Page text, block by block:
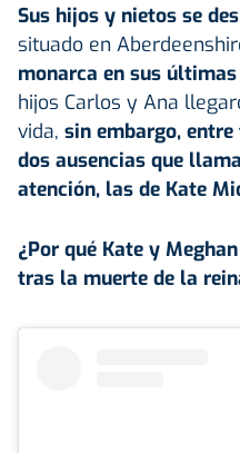
Sus hijos y nietos se
situado en
monarca en sus
hijos Carlos y Ana
vida, sin embargo,
dos ausencias que
atención, las de Kate
¿Por qué Kate y
tras la muerte de la